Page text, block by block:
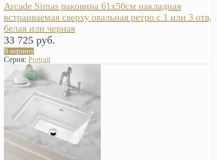
Arcade Simas раковина 61х50см накладная
встраиваемая сверху овальная ретро с 1 или 3 отв,
белая или черная
33 725 руб.
В корзину
Серия: Portrait